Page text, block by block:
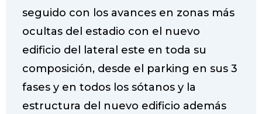
seguido con los avances en zonas más
ocultas del estadio con el nuevo
edificio del lateral este en toda su
composición, desde el parking en sus 3
fases y en todos los sótanos y la
estructura del nuevo edificio además